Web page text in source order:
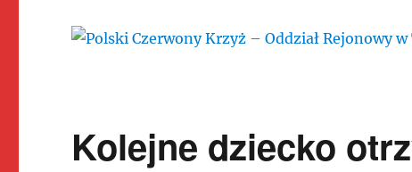
Kolejne dziecko